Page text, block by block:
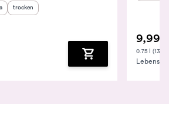
: Geschmack
trocken
Zum Warenkorb
9,99
0.75 l